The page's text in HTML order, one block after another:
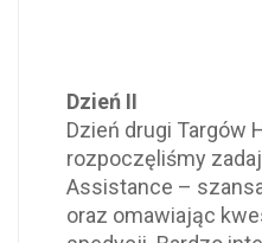
Dzień II
Dzień drugi Targów
rozpoczęliśmy
Assistance –
oraz omawiając